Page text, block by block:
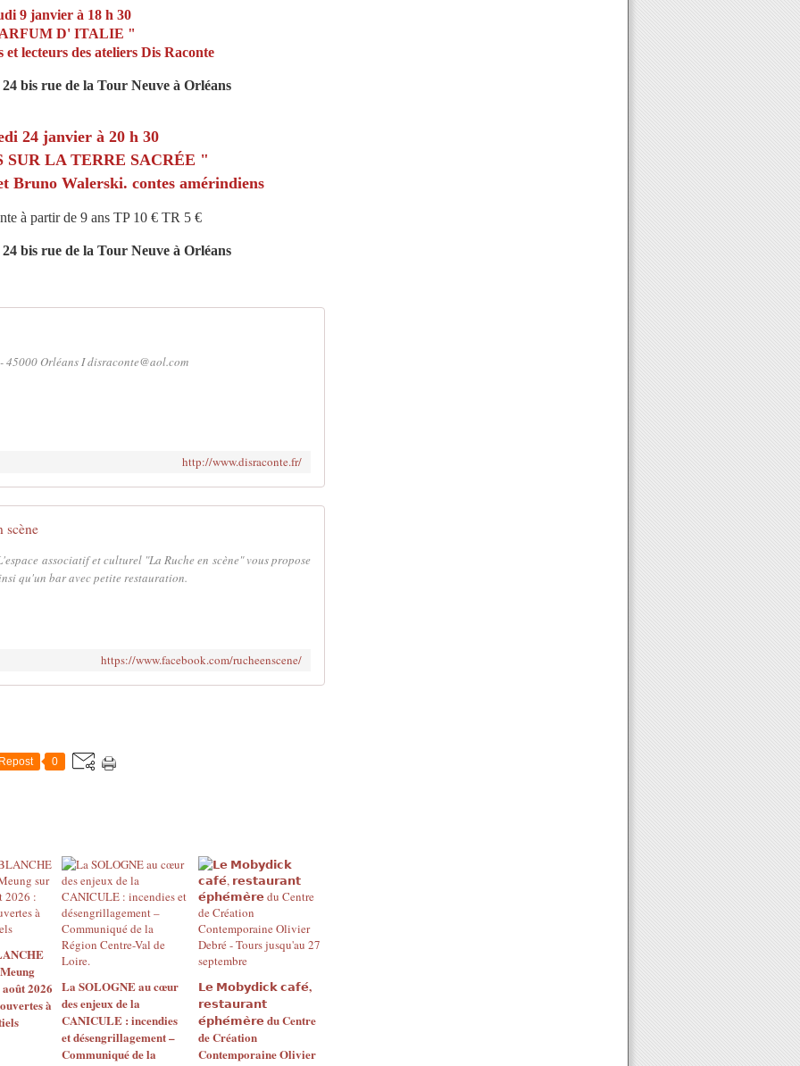
9 janvier à 18 h 30
D' ITALIE "
et lecteurs des ateliers Dis Raconte
bis rue de la Tour Neuve à Orléans
24 janvier à 20 h 30
SUR LA TERRE SACRÉE "
Bruno Walerski. contes amérindiens
à partir de 9 ans TP 10 € TR 5 €
bis rue de la Tour Neuve à Orléans
45000 Orléans I disraconte@aol.com
http://www.disraconte.fr/
scène
associatif et culturel "La Ruche en scène" vous propose
qu'un bar avec petite restauration.
https://www.facebook.com/rucheenscene/
0
2026
à
La SOLOGNE au cœur
des enjeux de la
CANICULE : incendies
et désengrillagement –
Communiqué de la
𝗟𝗲 𝗠𝗼𝗯𝘆𝗱𝗶𝗰𝗸 𝗰𝗮𝗳𝗲́,
𝗿𝗲𝘀𝘁𝗮𝘂𝗿𝗮𝗻𝘁
𝗲́𝗽𝗵𝗲́𝗺𝗲̀𝗿𝗲 du Centre
de Création
Contemporaine Olivier